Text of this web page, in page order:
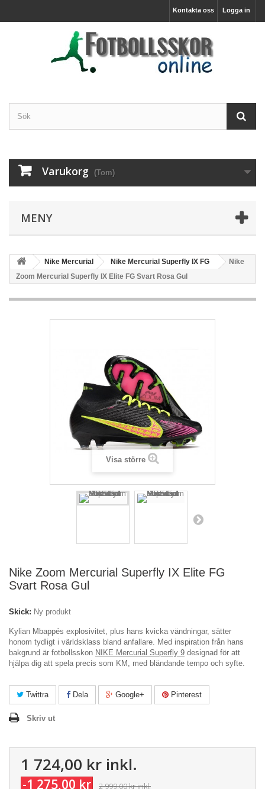
Logga in
Kontakta oss
Varukorg (Tom)
MENY
Nike Mercurial Nike Mercurial Superfly IX FG
Nike
Zoom Mercurial Superfly IX Elite FG Svart Rosa Gul
Visa större
Nike Zoom Mercurial Superfly IX Elite FG
Svart Rosa Gul
Skick: Ny produkt
Kylian Mbappés explosivitet, plus hans kvicka vändningar, sätter
honom tydligt i världsklass bland anfallare. Med inspiration från hans
bakgrund är fotbollsskon NIKE Mercurial Superfly 9 designad för att
hjälpa dig att spela precis som KM, med bländande tempo och syfte.
Twittra Dela Google+ Pinterest
Skriv ut
1 724,00 kr inkl.
-1 275,00 kr 2 999,00 krinkl.